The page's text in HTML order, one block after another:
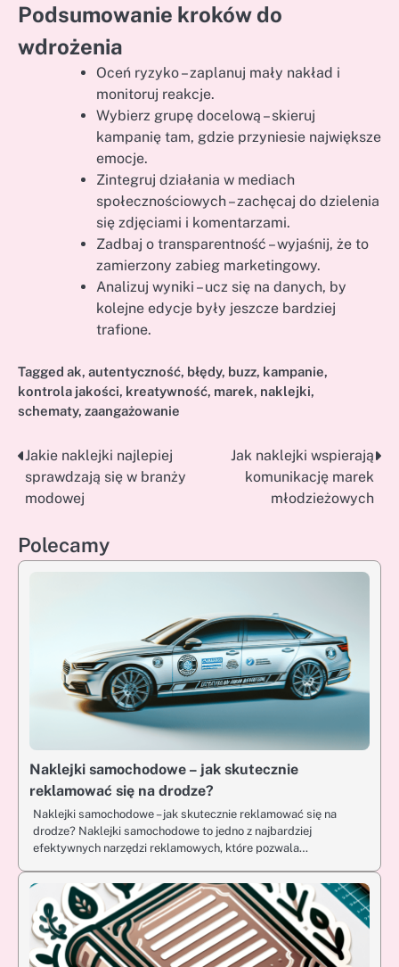
Podsumowanie kroków do
wdrożenia
Oceń ryzyko – zaplanuj mały nakład i
monitoruj reakcje.
Wybierz grupę docelową – skieruj
kampanię tam, gdzie przyniesie największe
emocje.
Zintegruj działania w mediach
społecznościowych – zachęcaj do dzielenia
się zdjęciami i komentarzami.
Zadbaj o transparentność – wyjaśnij, że to
zamierzony zabieg marketingowy.
Analizuj wyniki – ucz się na danych, by
kolejne edycje były jeszcze bardziej
trafione.
Tagged ak, autentyczność, błędy, buzz, kampanie,
kontrola jakości, kreatywność, marek, naklejki,
schematy, zaangażowanie
Nawigacja
wpisu
Jakie naklejki najlepiej
sprawdzają się w branży
modowej
Jak naklejki wspierają
komunikację marek
młodzieżowych
Polecamy
Naklejki samochodowe – jak skutecznie
reklamować się na drodze?
Naklejki samochodowe – jak skutecznie reklamować się na
drodze? Naklejki samochodowe to jedno z najbardziej
efektywnych narzędzi reklamowych, które pozwala…